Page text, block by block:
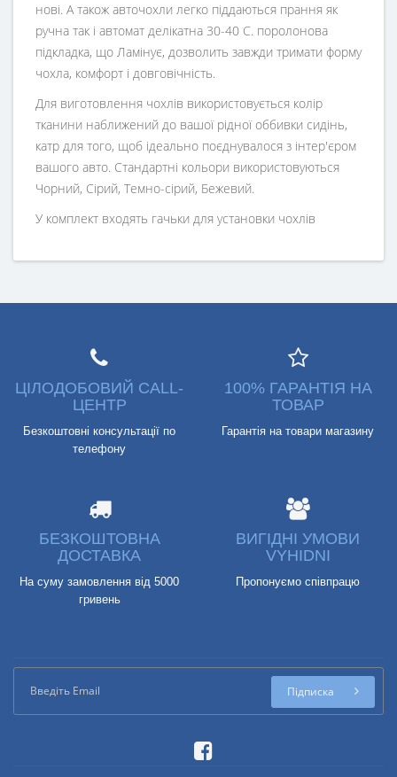
нові. А також авточохли легко піддаються прання як
ручна так і автомат делікатна 30-40 С. поролонова
підкладка, що Ламінує, дозволить завжди тримати форму
чохла, комфорт і довговічність.
Для виготовлення чохлів використовується колір
тканини наближений до вашої рідної оббивки сидінь,
катр для того, щоб ідеально поєднувалося з інтер'єром
вашого авто. Стандартні кольори використовуються
Чорний, Сірий, Темно-сірий, Бежевий.
У комплект входять гачьки для установки чохлів
ЦІЛОДОБОВИЙ CALL-
ЦЕНТР
Безкоштовні консультації по
телефону
100% ГАРАНТІЯ НА
ТОВАР
Гарантія на товари магазину
БЕЗКОШТОВНА
ДОСТАВКА
На суму замовлення від 5000
гривень
ВИГІДНІ УМОВИ
VYHIDNI
Пропонуємо співпрацю
Підписка